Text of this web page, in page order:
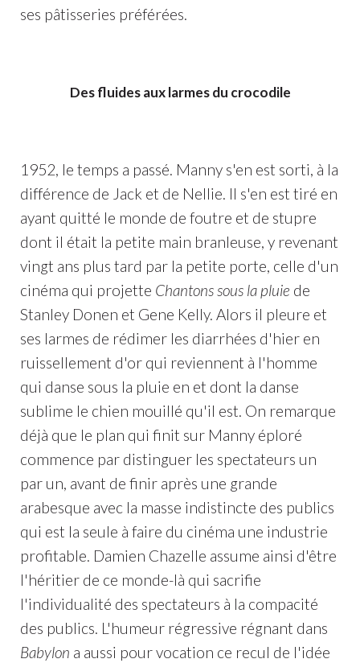
ses pâtisseries préférées.
Des fluides aux larmes du crocodile
1952, le temps a passé. Manny s'en est sorti, à la
différence de Jack et de Nellie. Il s'en est tiré en
ayant quitté le monde de foutre et de stupre
dont il était la petite main branleuse, y revenant
vingt ans plus tard par la petite porte, celle d'un
cinéma qui projette Chantons sous la pluie de
Stanley Donen et Gene Kelly. Alors il pleure et
ses larmes de rédimer les diarrhées d'hier en
ruissellement d'or qui reviennent à l'homme
qui danse sous la pluie en et dont la danse
sublime le chien mouillé qu'il est. On remarque
déjà que le plan qui finit sur Manny éploré
commence par distinguer les spectateurs un
par un, avant de finir après une grande
arabesque avec la masse indistincte des publics
qui est la seule à faire du cinéma une industrie
profitable. Damien Chazelle assume ainsi d'être
l'héritier de ce monde-là qui sacrifie
l'individualité des spectateurs à la compacité
des publics. L'humeur régressive régnant dans
Babylon a aussi pour vocation ce recul de l'idée